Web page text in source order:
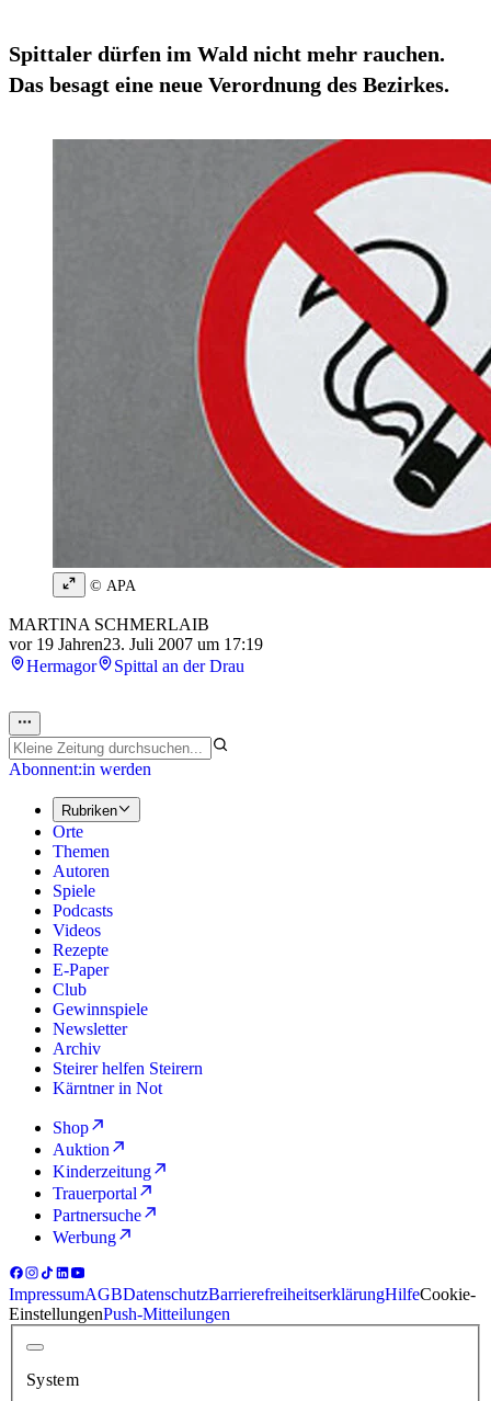
Spittaler dürfen im Wald nicht mehr rauchen.
Das besagt eine neue Verordnung des Bezirkes.
© APA
MARTINA SCHMERLAIB
vor 19 Jahren23. Juli 2007 um 17:19
Hermagor
Spittal an der Drau
Abonnent:in werden
Rubriken
Orte
Themen
Autoren
Spiele
Podcasts
Videos
Rezepte
E-Paper
Club
Gewinnspiele
Newsletter
Archiv
Steirer helfen Steirern
Kärntner in Not
Shop
Auktion
Kinderzeitung
Trauerportal
Partnersuche
Werbung
ImpressumAGBDatenschutzBarrierefreiheitserklärungHilfeCookie-
EinstellungenPush-Mitteilungen
System